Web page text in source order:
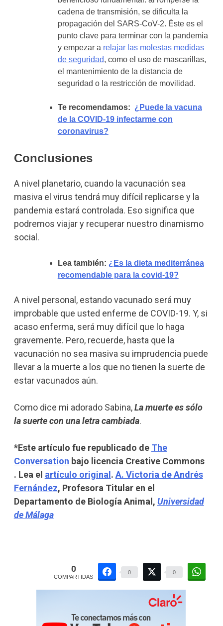
cadena de transmisión, se dificulta la
propagación del SARS-CoV-2. Éste es el
punto clave para terminar con la pandemia
y empezar a relajar las molestas medidas
de seguridad, como el uso de mascarillas,
el mantenimiento de la distancia de
seguridad o la restricción de movilidad.
Te recomendamos: ¿Puede la vacuna
de la COVID-19 infectarme con
coronavirus?
Conclusiones
A nivel planetario, cuando la vacunación sea
masiva el virus tendrá muy difícil replicarse y la
pandemia estará controlada. Eso significa que
podremos viajar y recuperar nuestro dinamismo
social.
Lea también: ¿Es la dieta mediterránea
recomendable para la covid-19?
A nivel personal, estando vacunado será muy
improbable que usted enferme de COVID-19. Y, si
acaso enferma, será muy difícil que lo haga
gravemente. Pero, recuerde, hasta que la
vacunación no sea masiva su imprudencia puede
llevar a la muerte a los que no tienen la suerte de
estar vacunados aún.
Como dice mi adorado Sabina,La muerte es sólo
la suerte con una letra cambiada.
*Este artículo fue republicado de The
Conversation bajo licencia Creative Commons
. Lea el artículo original . A. Victoria de Andrés
Fernández, Profesora Titular en el
Departamento de Biología Animal, Universidad
de Málaga
0
COMPARTIDAS
0 0